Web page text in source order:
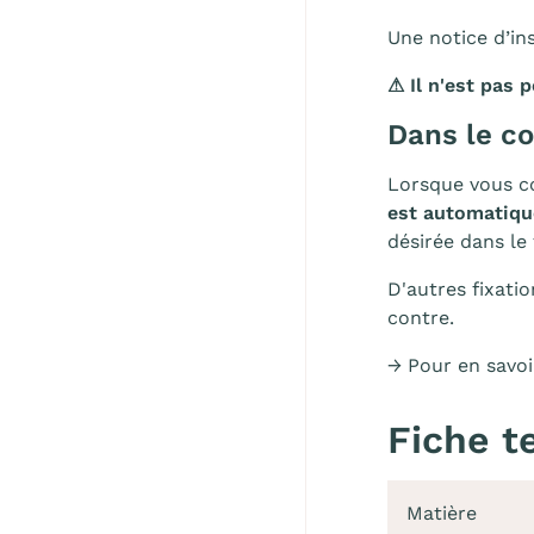
Une notice
⚠ Il n'est pas
Dans le
Lorsque vous
est
désirée dans
D'autres
contre.
→ Pour en
Fiche
Matière